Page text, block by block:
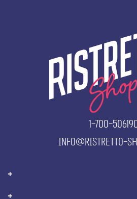
1-700-
info@ristretto-